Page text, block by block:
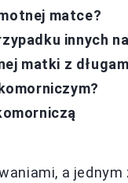
matce?
innych
matki z
a